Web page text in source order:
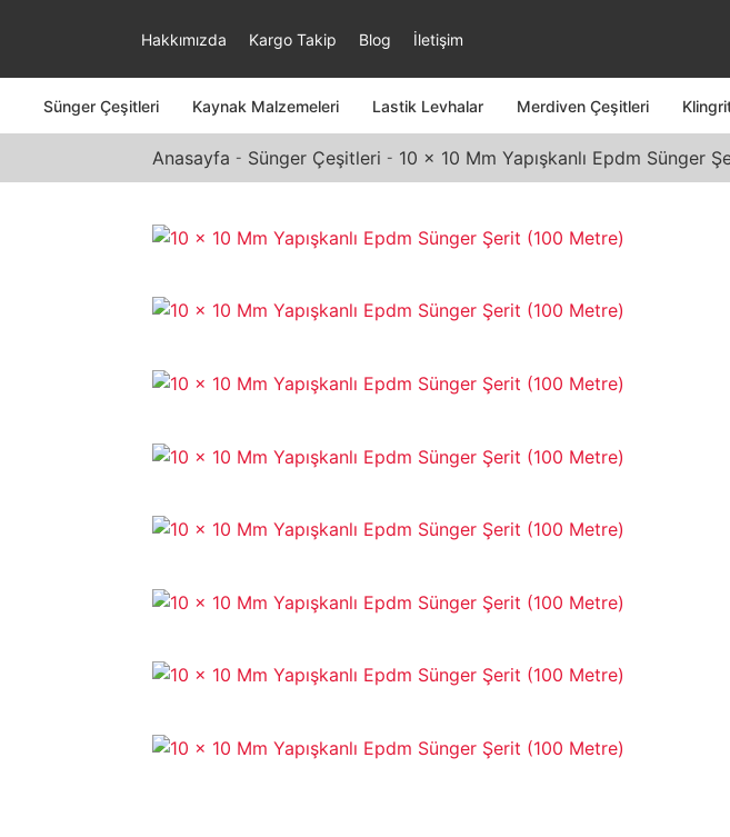
Hakkımızda Kargo Takip Blog İletişim
Sünger Çeşitleri Kaynak Malzemeleri Lastik Levhalar Merdiven Çeşitleri
Anasayfa Sünger Çeşitleri 10 x 10 Mm Yapışkanlı Epdm Sünger